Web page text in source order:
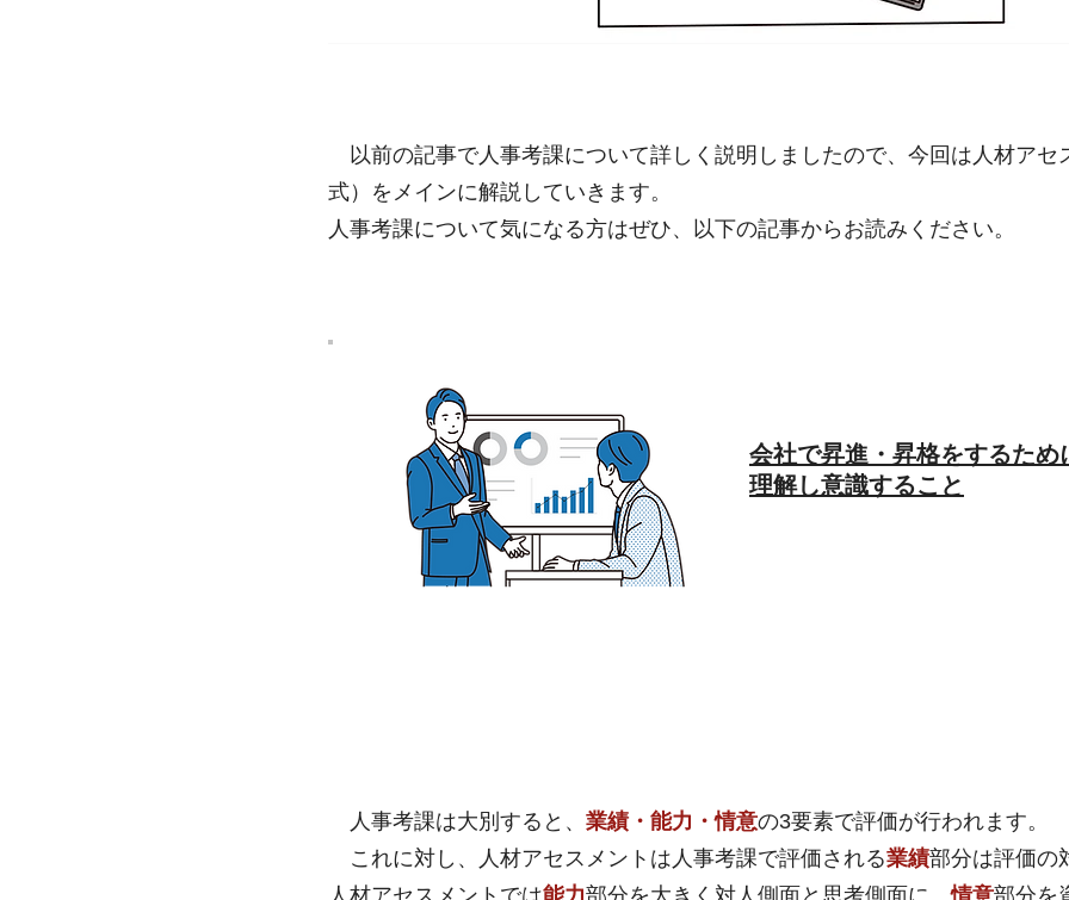
以前の記事で人事考課について詳しく説明しましたので、今回は人材アセ
式）をメインに解説していきます。
​人事考課について気になる方はぜひ、以下の記事からお読みください。
会社で昇進・昇格をするため
理解し意識すること
​人事考課は大別すると、 業績・能力・情意の3要素で評価が行われます。
これに対し、人材アセスメントは人事考課で評価される業績部分は評価の
​人材アセスメントでは能力部分を大きく対人側面と思考側面に、情意部分を